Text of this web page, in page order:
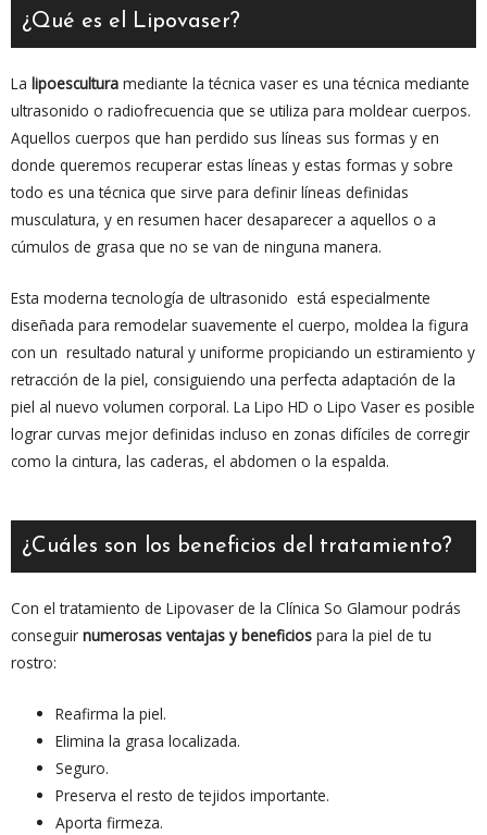
¿Qué es el Lipovaser?
La lipoescultura mediante la técnica vaser es una técnica mediante
ultrasonido o radiofrecuencia que se utiliza para moldear cuerpos.
Aquellos cuerpos que han perdido sus líneas sus formas y en
donde queremos recuperar estas líneas y estas formas y sobre
todo es una técnica que sirve para definir líneas definidas
musculatura, y en resumen hacer desaparecer a aquellos o a
cúmulos de grasa que no se van de ninguna manera.
Esta moderna tecnología de ultrasonido está especialmente
diseñada para remodelar suavemente el cuerpo, moldea la figura
con un resultado natural y uniforme propiciando un estiramiento y
retracción de la piel, consiguiendo una perfecta adaptación de la
piel al nuevo volumen corporal. La Lipo HD o Lipo Vaser es posible
lograr curvas mejor definidas incluso en zonas difíciles de corregir
como la cintura, las caderas, el abdomen o la espalda.
¿Cuáles son los beneficios del tratamiento?
Con el tratamiento de Lipovaser de la Clínica So Glamour podrás
conseguir numerosas ventajas y beneficios para la piel de tu
rostro:
Reafirma la piel.
Elimina la grasa localizada.
Seguro.
Preserva el resto de tejidos importante.
Aporta firmeza.